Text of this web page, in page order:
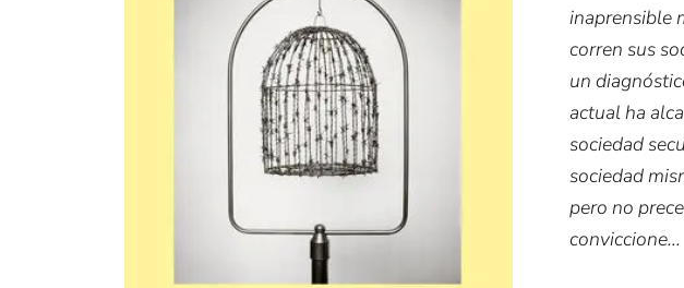
inaprensible
corren sus
un
actual ha
sociedad
sociedad
pero no
conviccione...